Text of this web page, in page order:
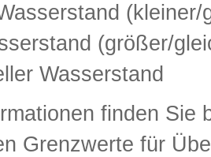
(kleiner/
(größer/
Wasserstand
finden Sie
Grenzwerte für